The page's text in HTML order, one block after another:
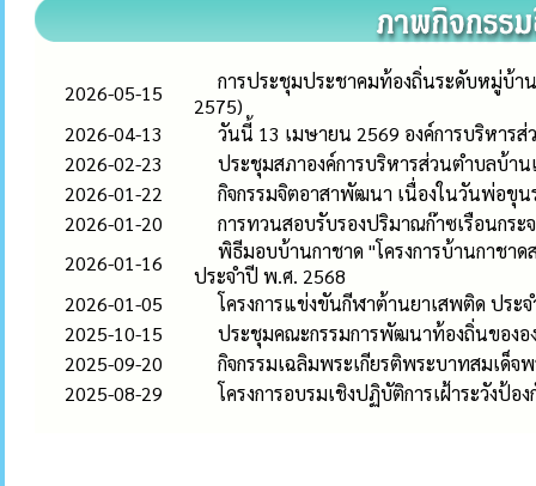
2026-05-15
การประชุมประชาคมท้องถิ่นระดับหมู่บ้
2575)
2026-04-13
วันนี้ 13 เมษายน 2569 องค์การบริหาร
2026-02-23
ประชุมสภาองค์การบริหารส่วนตำบลบ้าน
2026-01-22
กิจกรรมจิตอาสาพัฒนา เนื่องในวันพ่อขุ
2026-01-20
การทวนสอบรับรองปริมาณก๊าซเรือนกระ
2026-01-16
พิธีมอบบ้านกาชาด "โครงการบ้านกาชา
ประจำปี พ.ศ. 2568
2026-01-05
โครงการแข่งขันกีฬาต้านยาเสพติด ประ
2025-10-15
ประชุมคณะกรรมการพัฒนาท้องถิ่นของอ
2025-09-20
กิจกรรมเฉลิมพระเกียรติพระบาทสมเด็
2025-08-29
โครงการอบรมเชิงปฏิบัติการเฝ้าระวังป้